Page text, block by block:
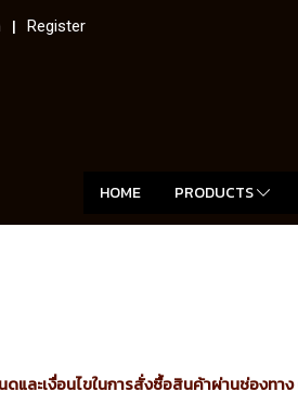
Register
HOME PRODUCTS
และเงื่อนไขในการสั่งซื้อสินค้าผ่านช่องทาง